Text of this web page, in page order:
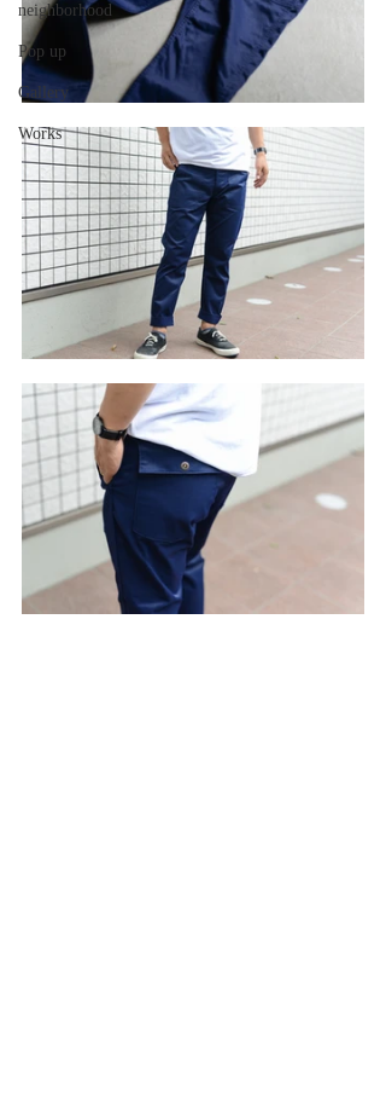
neighborhood
Pop up
Gallery
Works